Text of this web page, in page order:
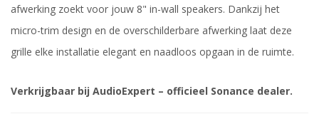
afwerking zoekt voor jouw 8" in-wall speakers. Dankzij het
micro-trim design en de overschilderbare afwerking laat deze
grille elke installatie elegant en naadloos opgaan in de ruimte.
Verkrijgbaar bij AudioExpert – officieel Sonance dealer.